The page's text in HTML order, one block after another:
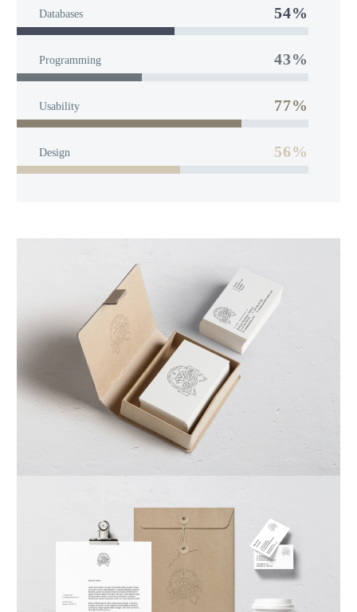
Databases 54%
Programming 43%
Usability 77%
Design 56%